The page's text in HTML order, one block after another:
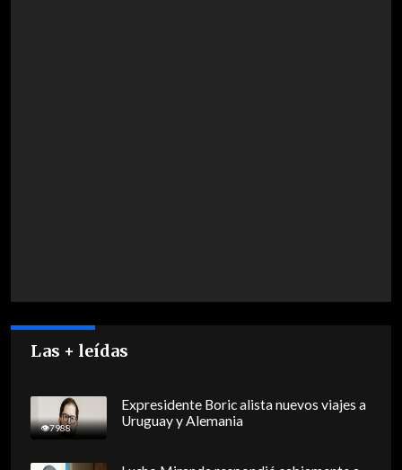
Las + leídas
7988
Expresidente Boric alista nuevos viajes a
Uruguay y Alemania